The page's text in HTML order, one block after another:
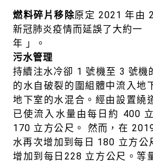
燃料碎片移除原定 2021 年由
新冠肺炎疫情而延誤了大約一
年 」。
污水管理
持續注水冷卻 1 號機至 3 號機
的水自破裂的圍組體中流入地
地下室的水混合。經由設置繞
已使流入水量由每日約 400
170 立方公尺。 然而，在
水再次增加到每日 180 立方公
增加到每日228 立方公尺。等